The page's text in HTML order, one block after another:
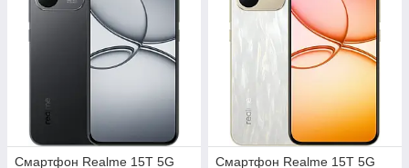
Смартфон Realme 15T 5G Смартфон Realme 15T 5G